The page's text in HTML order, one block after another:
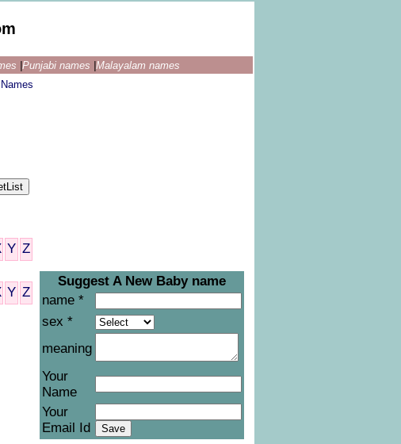
Punjabi names Malayalam names
Y Z
Y Z
Suggest A New Baby name
name *
sex *
meaning
Your
Name
Your
Email Id